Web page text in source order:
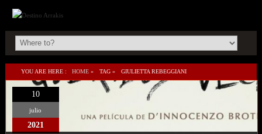
YOU ARE HERE : HOME » TAG » GIULIETTA REBEGGIANI
10
julio
2021